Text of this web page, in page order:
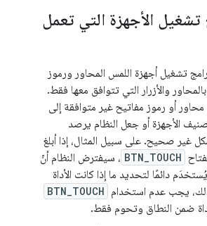
تشغيل الأجهزة التي تعمل
تشغيل أجهزة اللمس المحاور ورموز
والأزرار التي تتوافق معها فقط.
أو رموز مفاتيح غير متوافقة إلى
الأجهزة أو جعل النظام يرصد
غير صحيح. على سبيل المثال، إذا أبلغ
BTN_TOUCH ، سيفترض النظام أنّ
يُستخدَم دائمًا لتحديد ما إذا كانت الأداة
يجب عدم استخدام BTN_TOUCH
ضمن النطاق وتحوم فقط.